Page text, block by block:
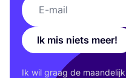
Ik mis niets meer!
Ik wil graag de